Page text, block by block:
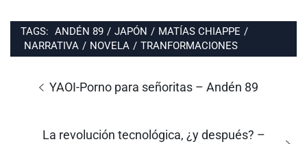
TAGS: ANDÉN 89 / JAPÓN / MATÍAS CHIAPPE /
NARRATIVA / NOVELA / TRANFORMACIONES
Entrada
YAOI-Porno para señoritas – Andén 89
Entrada
La revolución tecnológica, ¿y después? –